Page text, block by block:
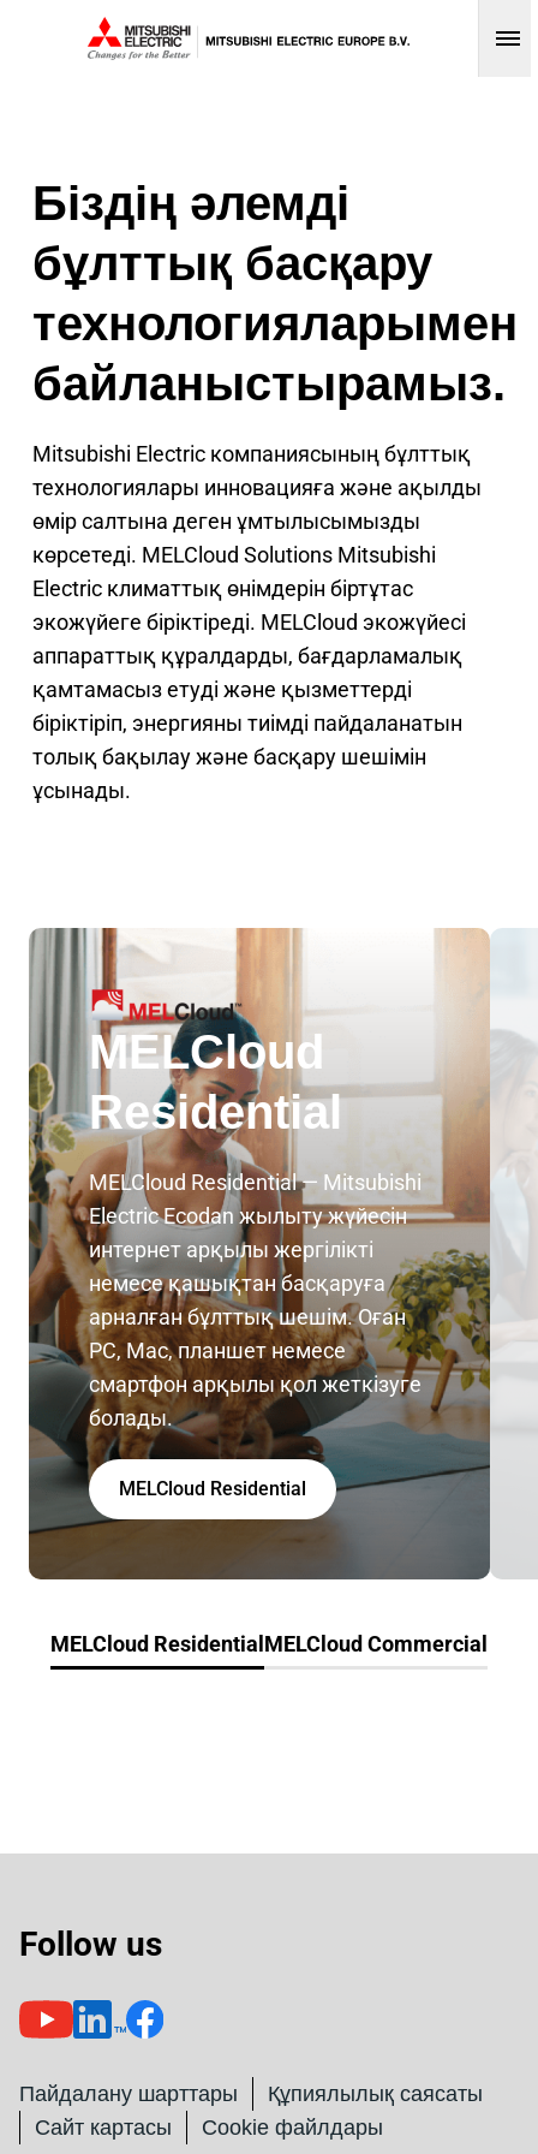
Біздің әлемді
бұлттық басқару
технологияларымен
байланыстырамыз.
Mitsubishi Electric компаниясының бұлттық
технологиялары инновацияға және ақылды
өмір салтына деген ұмтылысымызды
көрсетеді. MELCloud Solutions Mitsubishi
Electric климаттық өнімдерін біртұтас
экожүйеге біріктіреді. MELCloud экожүйесі
аппараттық құралдарды, бағдарламалық
қамтамасыз етуді және қызметтерді
біріктіріп, энергияны тиімді пайдаланатын
толық бақылау және басқару шешімін
ұсынады.
MELCloud
Residential
MELCloud Residential — Mitsubishi
Electric Ecodan жылыту жүйесін
интернет арқылы жергілікті
немесе қашықтан басқаруға
арналған бұлттық шешім. Оған
PC, Mac, планшет немесе
смартфон арқылы қол жеткізуге
болады.
MELCloud Residential
MELCloud Residential MELCloud Commercial
Follow us
Пайдалану шарттары
Құпиялылық саясаты
Сайт картасы
Cookie файлдары